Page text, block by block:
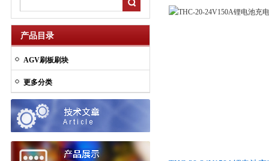
产品目录
AGV刷板刷块
更多分类